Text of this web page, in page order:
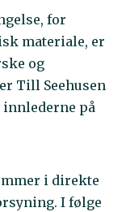
for
materiale, er
og
Till Seehusen
innlederne på
i direkte
I følge